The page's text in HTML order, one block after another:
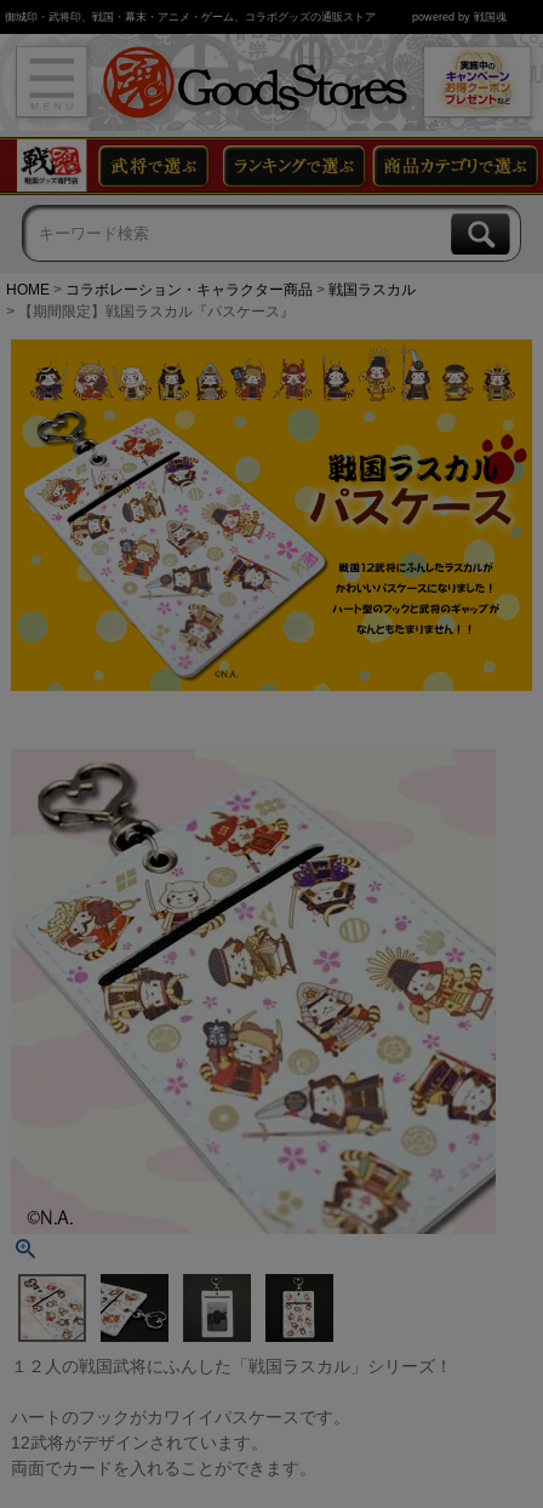
御城印・武将印、戦国・幕末・アニメ・ゲーム、コラボグッズの通販ストア powered by 戦国魂
HOME コラボレーション・キャラクター商品
戦国ラスカル
【期間限定】戦国ラスカル『パスケース』
１２人の戦国武将にふんした「戦国ラスカル」シリーズ！
ハートのフックがカワイイパスケースです。
12武将がデザインされています。
両面でカードを入れることができます。